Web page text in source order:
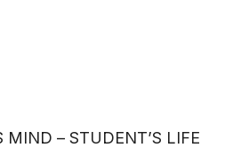
MIND – STUDENT’S LIFE